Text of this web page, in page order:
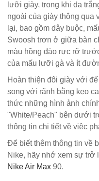
lưỡi giày, trong khi da
ngoài của giày thông qua
lại, bao gồm dây buộc,
Swoosh trơn ở giữa bàn
màu hồng đào rực rỡ
của mấu lưỡi gà và ít
Hoàn thiện đôi giày với
song với rãnh bằng kẹo
thức những hình ảnh
"White/Peach" bên dưới
thông tin chi tiết về việc
Để biết thêm thông tin về
Nike, hãy nhớ xem sự trở
Nike Air Max 90.